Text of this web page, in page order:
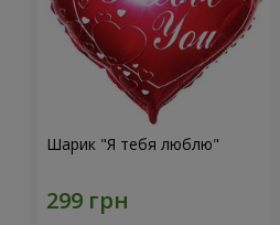
Шарик "Я тебя люблю"